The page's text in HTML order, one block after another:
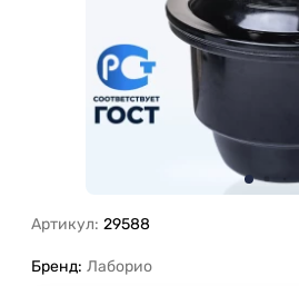
Артикул: 29588
Бренд: Лаборио